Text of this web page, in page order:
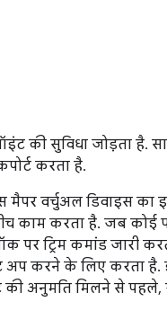
की सुविधा जोड़ता है.
करता है.
वर्चुअल डिवाइस का
काम करता है. जब कोई
पर ट्रिम कमांड जारी
अप करने के लिए करता
की अनुमति मिलने से पहले,